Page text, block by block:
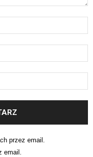
przez email.
email.